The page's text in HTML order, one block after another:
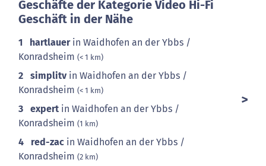
Geschäfte der Kategorie Video Hi-Fi
Geschäft in der Nähe
1 hartlauerin Waidhofen an der Ybbs /
Konradsheim (< 1 km)
2 simplitvin Waidhofen an der Ybbs /
Konradsheim (< 1 km)
3 expert in Waidhofen an der Ybbs /
Konradsheim (1 km)
4 red-zac in Waidhofen an der Ybbs /
Konradsheim (2 km)